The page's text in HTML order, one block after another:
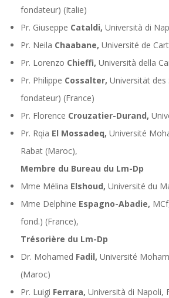
fondateur) (Italie)
Pr. Giuseppe Cataldi, Università di
Pr. Neila Chaabane, Université de
Pr. Lorenzo Chieffi, Università della
Pr. Philippe Cossalter, Universität des
fondateur) (France)
Pr. Florence Crouzatier-Durand,
Pr. Rqia El Mossadeq, Université
Rabat (Maroc),
Membre du Bureau du Lm-Dp
Mme Mélina Elshoud, Université du
Mme Delphine Espagno-Abadie,
fond.) (France),
Trésorière du Lm-Dp
Dr. Mohamed Fadil, Université
(Maroc)
Pr. Luigi Ferrara, Università di Napoli,